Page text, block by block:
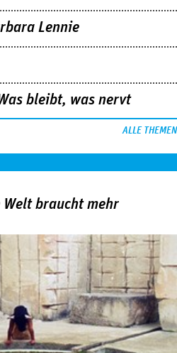
Lennie
bleibt, was nervt
ALLE THEMEN
braucht mehr